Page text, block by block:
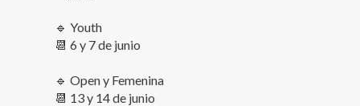
🔹 Youth
📆 6 y 7 de junio
🔹 Open y Femenina
📆 13 y 14 de junio